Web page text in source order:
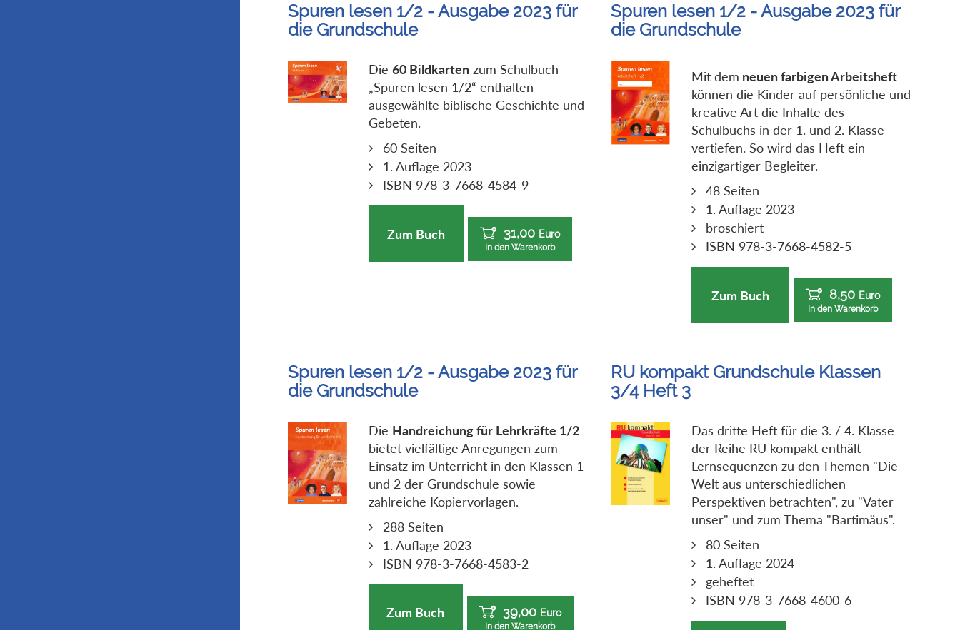
Spuren lesen 1/2 - Ausgabe 2023 für
die Grundschule
Die60 Bildkarten zum Schulbuch
„Spuren lesen 1/2“ enthalten
ausgewählte biblische Geschichte und
Gebeten.
60 Seiten
1. Auflage 2023
ISBN 978-3-7668-4584-9
Zum Buch 31,00 Euro
In den Warenkorb
Spuren lesen 1/2 - Ausgabe 2023 für
die Grundschule
Mit dem neuen farbigen Arbeitsheft
können die Kinder auf persönliche und
kreative Art die Inhalte des
Schulbuchs in der 1. und 2. Klasse
vertiefen. So wird das Heft ein
einzigartiger Begleiter.
48 Seiten
1. Auflage 2023
broschiert
ISBN 978-3-7668-4582-5
Zum Buch 8,50 Euro
In den Warenkorb
Spuren lesen 1/2 - Ausgabe 2023 für
die Grundschule
Die Handreichung für Lehrkräfte 1/2
bietet vielfältige Anregungen zum
Einsatz im Unterricht in den Klassen 1
und 2 der Grundschule sowie
zahlreiche Kopiervorlagen.
288 Seiten
1. Auflage 2023
ISBN 978-3-7668-4583-2
Zum Buch 39,00 Euro
In den Warenkorb
RU kompakt Grundschule Klassen
3/4 Heft 3
Das dritte Heft für die 3. / 4. Klasse
der Reihe RU kompakt enthält
Lernsequenzen zu den Themen "Die
Welt aus unterschiedlichen
Perspektiven betrachten", zu "Vater
unser" und zum Thema "Bartimäus".
80 Seiten
1. Auflage 2024
geheftet
ISBN 978-3-7668-4600-6